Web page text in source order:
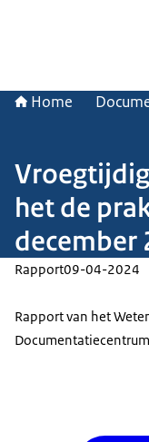
Home
het de
december
Rapport09-04-2024
Rapport van het